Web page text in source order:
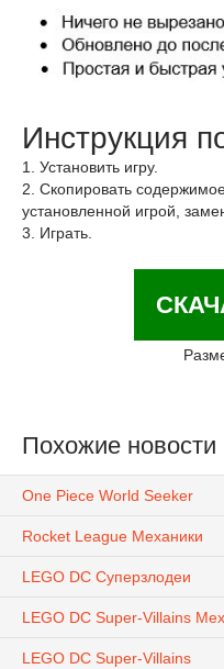
Инструкция
1. Установить игру.
2. Скопировать
установленной игрой,
3. Играть.
Похожие новости
One Piece World Seeker
Rocket League Механики
LEGO DC Суперзлодеи
LEGO DC Super-Villains
LEGO DC Super-Villains